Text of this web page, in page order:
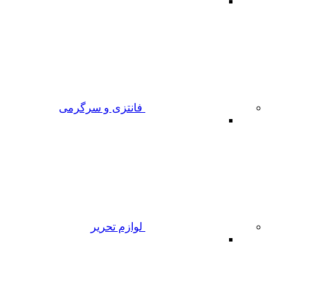
فانتزی و سرگرمی
لوازم تحریر